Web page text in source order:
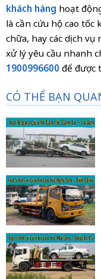
khách hàng hoạt
là cần cứu hộ cao
chữa, hay các dịch
xử lý yêu cầu nhanh
1900996600 để được
CÓ THỂ BẠN